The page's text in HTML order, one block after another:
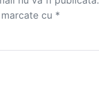
cu *